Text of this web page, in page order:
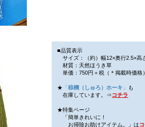
■品質表示
サイズ：（約）幅12×奥行2.5×高
材質：天然ほうき草
単価：750円＋税（＊掲載時価格
★ 「棕櫚（しゅろ）ホーキ 」
も
在庫しています。⇒コチラ
★特集ページ
「簡単きれいに！
お掃除お助けアイテム。」は